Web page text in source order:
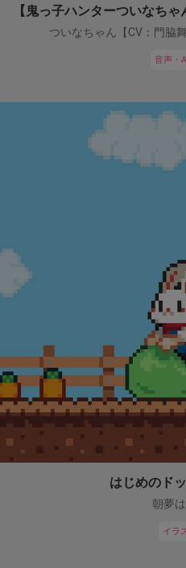
ついなちゃん【CV：門脇
音声・
はじめのド
朝夢
イラ